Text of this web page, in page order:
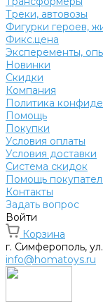
Треки, автовозы
Фигурки героев,
Фикс.цена
Эксперементы,
Новинки
Скидки
Компания
Политика
Помощь
Покупки
Условия оплаты
Условия доставки
Система скидок
Помощь
Контакты
Задать вопрос
Войти
Корзина
г. Симферополь,
info@homatoys.ru